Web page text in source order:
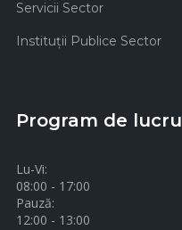
Servicii Sector
Instituţii Publice Sector
Program de lucru
Lu-Vi:
08:00 - 17:00
Pauză:
12:00 - 13:00